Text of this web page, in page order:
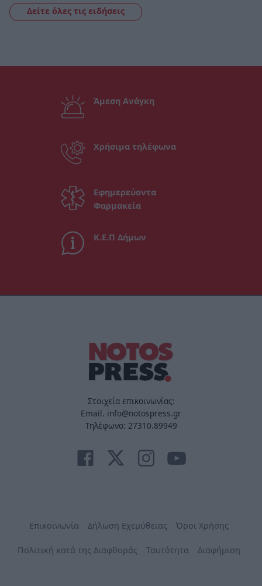
Δείτε όλες τις ειδήσεις
Άμεση Ανάγκη
Χρήσιμα τηλέφωνα
Εφημερεύοντα
Φαρμακεία
Κ.Ε.Π Δήμων
Στοιχεία επικοινωνίας:
Email. info@notospress.gr
Τηλέφωνο: 27310.89949
Επικοινωνία Δήλωση Εχεμύθειας Όροι Χρήσης
Πολιτική κατά της Διαφθοράς Ταυτότητα Διαφήμιση